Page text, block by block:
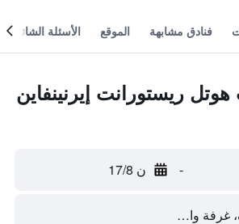
فنادق مشابهة الموقع الأسئلة الشائعة
ريستورانت إيرنينفاين
- ن 17/8